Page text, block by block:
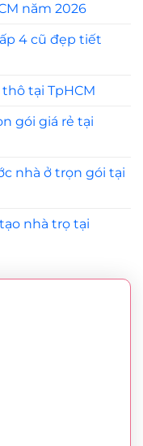
năm 2026
4 cũ đẹp tiết
tại TpHCM
gói giá rẻ tại
nhà ở trọn gói tại
nhà trọ tại